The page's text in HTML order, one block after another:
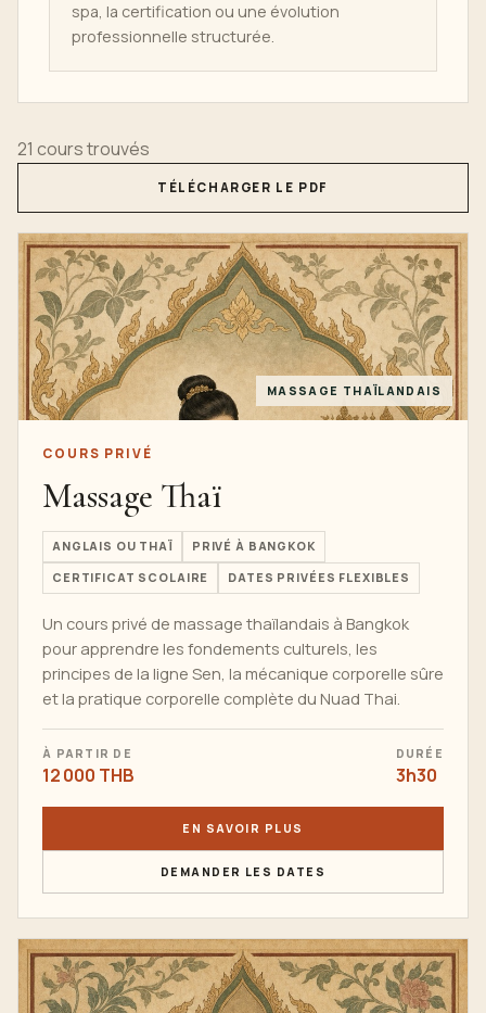
spa, la certification ou une évolution
professionnelle structurée.
21 cours trouvés
TÉLÉCHARGER LE PDF
MASSAGE THAÏLANDAIS
COURS PRIVÉ
Massage Thaï
ANGLAIS OU THAÏ PRIVÉ À BANGKOK
CERTIFICAT SCOLAIRE DATES PRIVÉES FLEXIBLES
Un cours privé de massage thaïlandais à Bangkok
pour apprendre les fondements culturels, les
principes de la ligne Sen, la mécanique corporelle sûre
et la pratique corporelle complète du Nuad Thai.
À PARTIR DE
12 000 THB
DURÉE
3h30
EN SAVOIR PLUS
DEMANDER LES DATES